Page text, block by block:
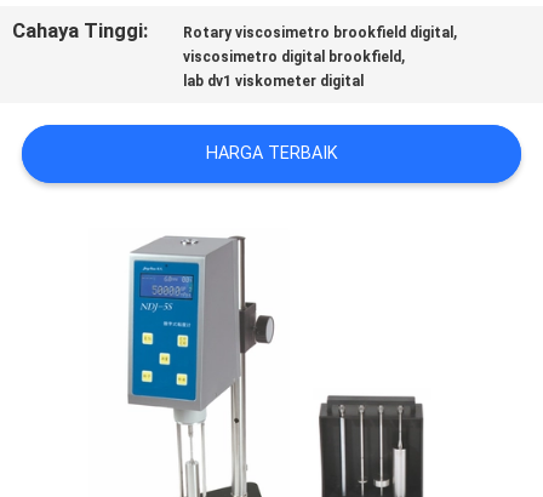
PENAWARAN
PRIVACY
Cahaya Tinggi: Rotary viscosimetro brookfield digital ,
viscosimetro digital brookfield ,
lab dv1 viskometer digital
HARGA TERBAIK